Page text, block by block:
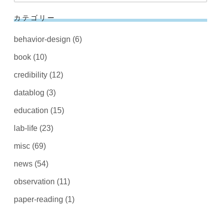
カテゴリー
behavior-design (6)
book (10)
credibility (12)
datablog (3)
education (15)
lab-life (23)
misc (69)
news (54)
observation (11)
paper-reading (1)